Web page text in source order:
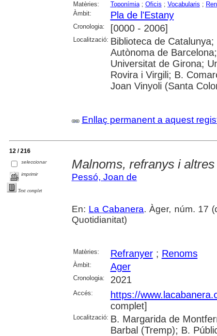
Matèries: Toponímia; Oficis ; Vocabularis ;
Àmbit:
Pla de l'Estany
Cronologia: [0000 - 2006]
Localització: Biblioteca de
Autònoma de
Universitat de Girona;
Rovira i Virgili; B.
Joan Vinyoli (Santa
Enllaç permanent a aquest
12 / 216
seleccionar
imprimir
Text complet
Malnoms, refranys i
Pessó, Joan de
En: La Cabanera. Àger, núm. 17
Quotidianitat)
Matèries: Refranyer; Renoms
Àmbit: Ager
Cronologia: 2021
Accés:
https://
complet]
Localització: B. Margarida de
Barbal (Tremp); B.